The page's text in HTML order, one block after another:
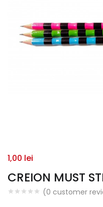
CREION MUST
(0 customer
1,00 lei